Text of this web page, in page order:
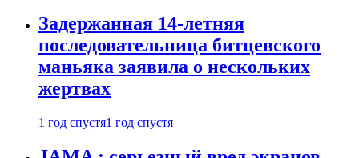
Задержанная 14-летняя
последовательница битцевского
маньяка заявила о нескольких
жертвах
1 год спустя1 год спустя